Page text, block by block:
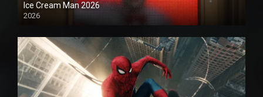
Ice Cream Man 2026
2026